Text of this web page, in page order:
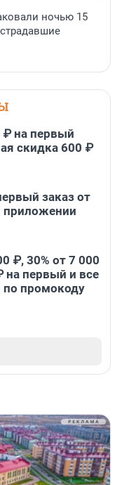
ночью 15
₽ на первый
скидка 600 ₽
заказ от
приложении
₽, 30% от 7 000
на первый и все
по промокоду